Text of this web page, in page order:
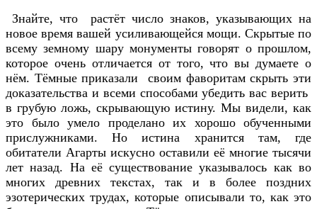
Знайте, что растёт число знаков, указывающих на
новое время вашей усиливающейся мощи. Скрытые по
всему земному шару монументы говорят о прошлом,
которое очень отличается от того, что вы думаете о
нём. Тёмные приказали своим фаворитам скрыть эти
доказательства и всеми способами убедить вас верить
в грубую ложь, скрывающую истину. Мы видели, как
это было умело проделано их хорошо обученными
прислужниками. Но истина хранится там, где
обитатели Агарты искусно оставили её многие тысячи
лет назад. На её существование указывалось как во
многих древних текстах, так и в более поздних
эзотерических трудах, которые описывали то, как это